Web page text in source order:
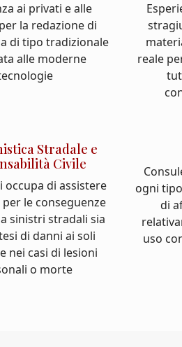
ai privati e alle
la redazione di
di tipo tradizionale
alle moderne
reale
Stradale e
Civile
occupa di assistere
le conseguenze
sinistri stradali sia
di danni ai soli
nei casi di lesioni
o morte
ogni
di
uso